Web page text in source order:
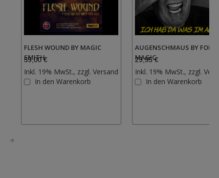
FLESH WOUND BY MAGIC
SMITH
59,00 €
Inkl. 19% MwSt., zzgl. Versand
In den Warenkorb
AUGENSCHMAUS BY FOKX
MAGIC
29,95 €
Inkl. 19% MwSt., zzgl.
In den Warenkorb
‹›